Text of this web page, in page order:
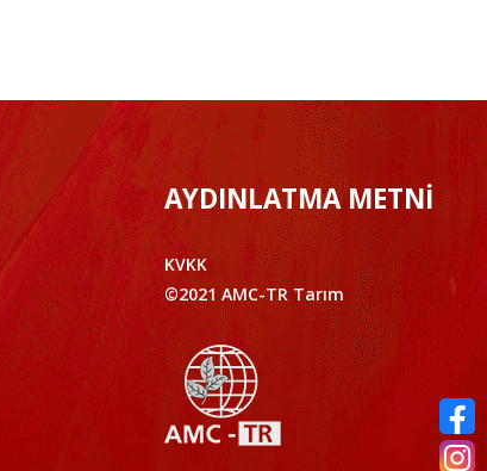
AYDINLATMA METNİ
KVKK
©2021 AMC-TR Tarım